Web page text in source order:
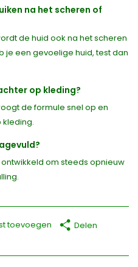
na het scheren of
de huid ook na het scheren
je een gevoelige huid, test dan
op kleding?
de formule snel op en
kleding.
om steeds opnieuw
toevoegen Delen